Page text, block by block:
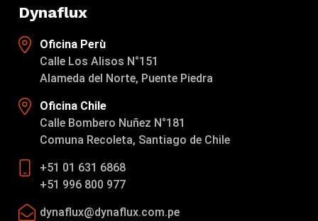
Dynaflux
Oficina Perù
Calle Los Alisos N°151
Alameda del Norte, Puente Piedra
Oficina Chile
Calle Bombero Nuñez N°181
Comuna Recoleta, Santiago de Chile
+51 01 631 6868
+51 996 800 977
dynaflux@dynaflux.com.pe